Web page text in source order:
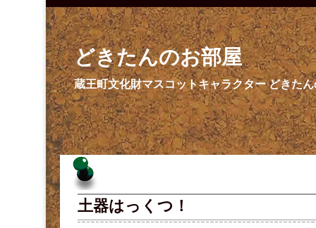
どきたんのお部屋
蔵王町文化財マスコットキャラクター どきた
土器はっくつ！